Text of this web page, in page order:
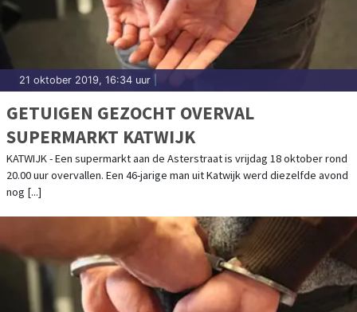
21 oktober 2019, 16:34 uur
GETUIGEN GEZOCHT OVERVAL
SUPERMARKT KATWIJK
KATWIJK - Een supermarkt aan de Asterstraat is vrijdag 18 oktober rond
20.00 uur overvallen. Een 46-jarige man uit Katwijk werd diezelfde avond
nog [...]